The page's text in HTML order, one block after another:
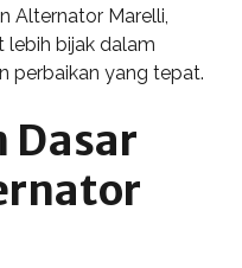
Alternator Marelli,
lebih bijak dalam
perbaikan yang tepat.
Dasar